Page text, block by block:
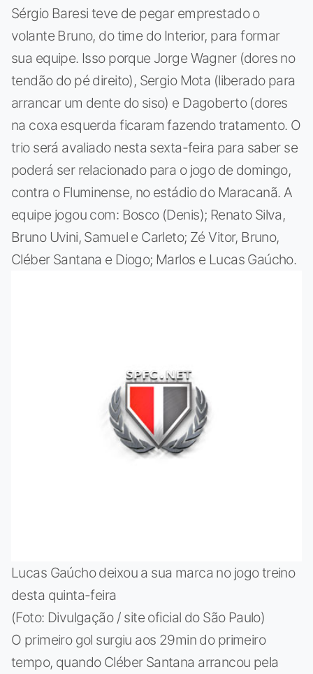
Sérgio Baresi teve de pegar emprestado o
volante Bruno, do time do Interior, para formar
sua equipe. Isso porque Jorge Wagner (dores no
tendão do pé direito), Sergio Mota (liberado para
arrancar um dente do siso) e Dagoberto (dores
na coxa esquerda ficaram fazendo tratamento. O
trio será avaliado nesta sexta-feira para saber se
poderá ser relacionado para o jogo de domingo,
contra o Fluminense, no estádio do Maracanã. A
equipe jogou com: Bosco (Denis); Renato Silva,
Bruno Uvini, Samuel e Carleto; Zé Vitor, Bruno,
Cléber Santana e Diogo; Marlos e Lucas Gaúcho.
Lucas Gaúcho deixou a sua marca no jogo treino
desta quinta-feira
(Foto: Divulgação / site oficial do São Paulo)
O primeiro gol surgiu aos 29min do primeiro
tempo, quando Cléber Santana arrancou pela